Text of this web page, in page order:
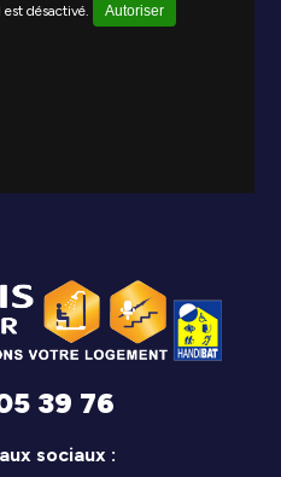
est désactivé. Autoriser
39 76
sociaux :